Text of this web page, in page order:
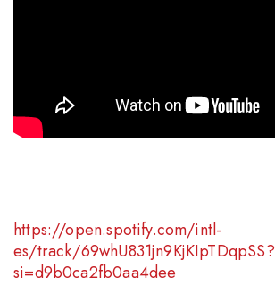
https://open.spotify.com/intl-
es/track/69whU831jn9KjKIpTDqpSS?
si=d9b0ca2fb0aa4dee